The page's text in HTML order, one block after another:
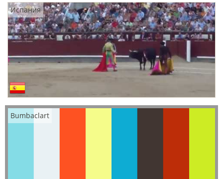
Испания
Bumbaclart